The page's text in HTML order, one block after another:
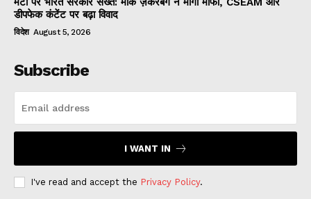
डीपफेक कंटेंट पर बढ़ा विवाद
विदेश August 5, 2026
Subscribe
I WANT IN
I've read and accept the Privacy Policy.